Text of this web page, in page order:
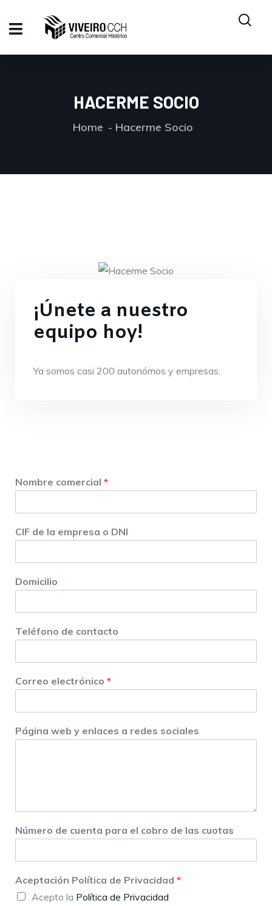
HACERME SOCIO
Home Hacerme Socio
¡Únete a nuestro
equipo hoy!
Ya somos casi 200 autonómos y empresas.
Nombre comercial *
CIF de la empresa o DNI
Domicilio
Teléfono de contacto
Correo electrónico *
Página web y enlaces a redes sociales
Número de cuenta para el cobro de las cuotas
Aceptación Política de Privacidad *
Acepto la Política de Privacidad